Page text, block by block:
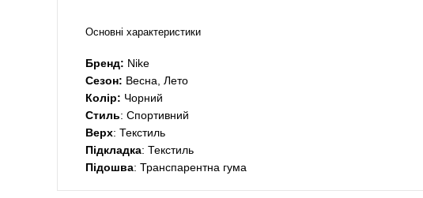
Основні характеристики
Бренд: Nike
Сезон: Весна, Лето
Колір: Чорний
Стиль: Спортивний
Верх: Текстиль
Підкладка: Текстиль
Підошва: Транспарентна гума